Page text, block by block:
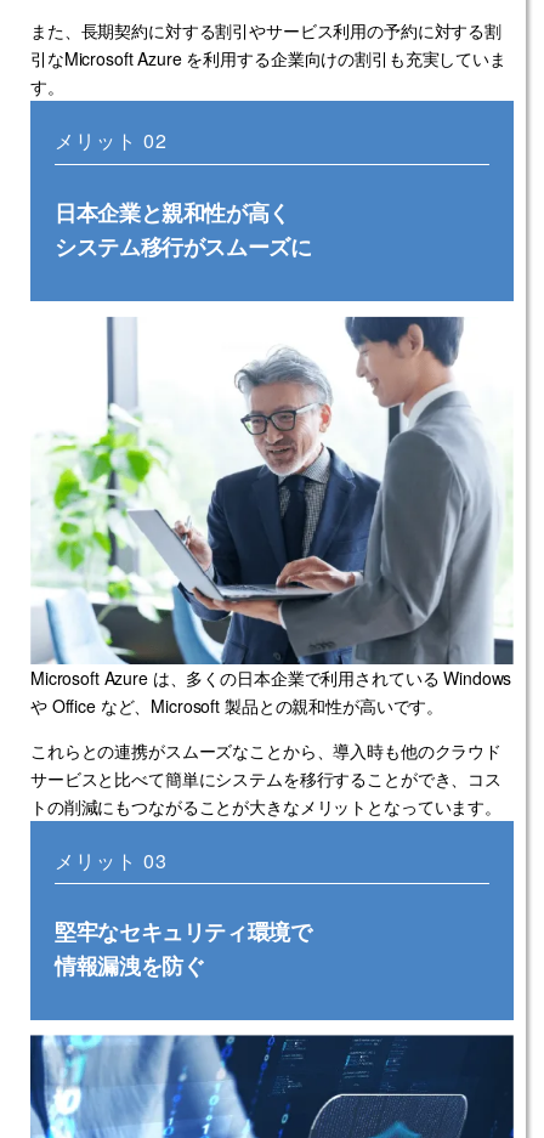
また、長期契約に対する割引やサービス利用の予約に対する割
引なMicrosoft Azure を利用する企業向けの割引も充実していま
す。
メリット 02
日本企業と親和性が高く
システム移行がスムーズに
Microsoft Azure は、多くの日本企業で利用されている Windows
や Office など、Microsoft 製品との親和性が高いです。
これらとの連携がスムーズなことから、導入時も他のクラウド
サービスと比べて簡単にシステムを移行することができ、コス
トの削減にもつながることが大きなメリットとなっています。
メリット 03
堅牢なセキュリティ環境で
情報漏洩を防ぐ